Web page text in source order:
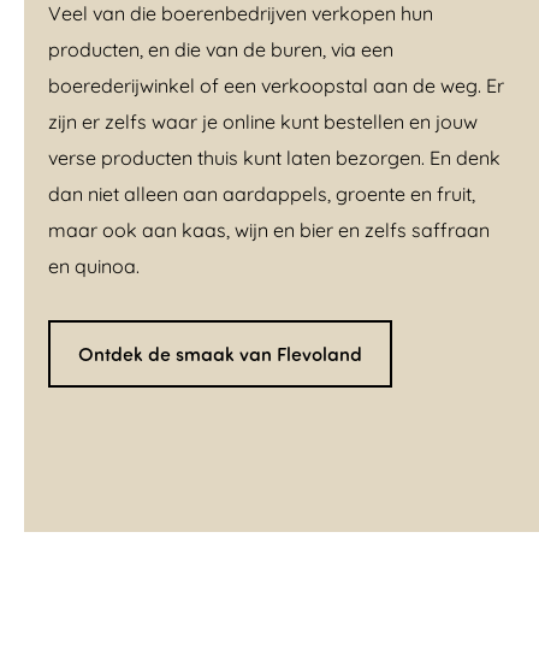
Veel van die boerenbedrijven verkopen hun
producten, en die van de buren, via een
boerederijwinkel of een verkoopstal aan de weg. Er
zijn er zelfs waar je online kunt bestellen en jouw
verse producten thuis kunt laten bezorgen. En denk
dan niet alleen aan aardappels, groente en fruit,
maar ook aan kaas, wijn en bier en zelfs saffraan
en quinoa.
Ontdek de smaak van Flevoland